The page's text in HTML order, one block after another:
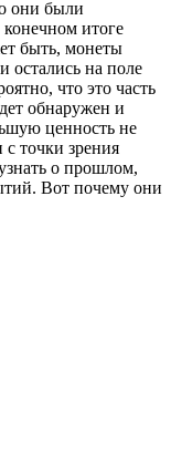
они были
итоге
быть, монеты
остались на поле
что это часть
обнаружен и
ценность не
с точки зрения
о прошлом,
Вот почему они